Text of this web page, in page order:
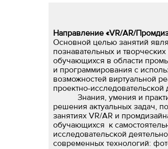
Направление «VR/AR/
Основной целью занятий
познавательных и
обучающихся в области
и программирования с
возможностей виртуальной
проектно-исследовательской
Знания, умения и
решения актуальных задач,
занятиях VR/AR и
обучающихся к
исследовательской
современных технологий: